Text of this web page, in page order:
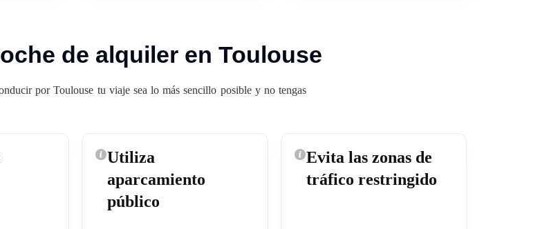
de alquiler en Toulouse
por Toulouse tu viaje sea lo más sencillo posible y no tengas
Utiliza
aparcamiento
público
Evita las zonas de
tráfico restringido